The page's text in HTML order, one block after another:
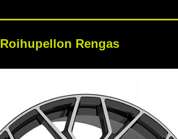
Roihupellon RengasRENKAAT